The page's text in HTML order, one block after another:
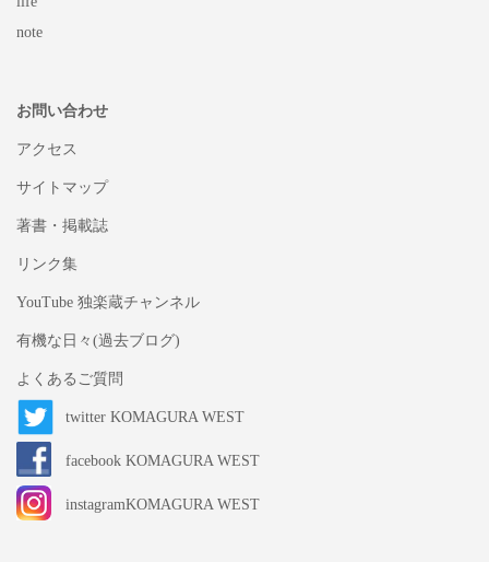
note
お問い合わせ
アクセス
サイトマップ
著書・掲載誌
リンク集
YouTube 独楽蔵チャンネル
有機な日々(過去ブログ)
よくあるご質問
twitter KOMAGURA WEST
facebook KOMAGURA WEST
instagramKOMAGURA WEST